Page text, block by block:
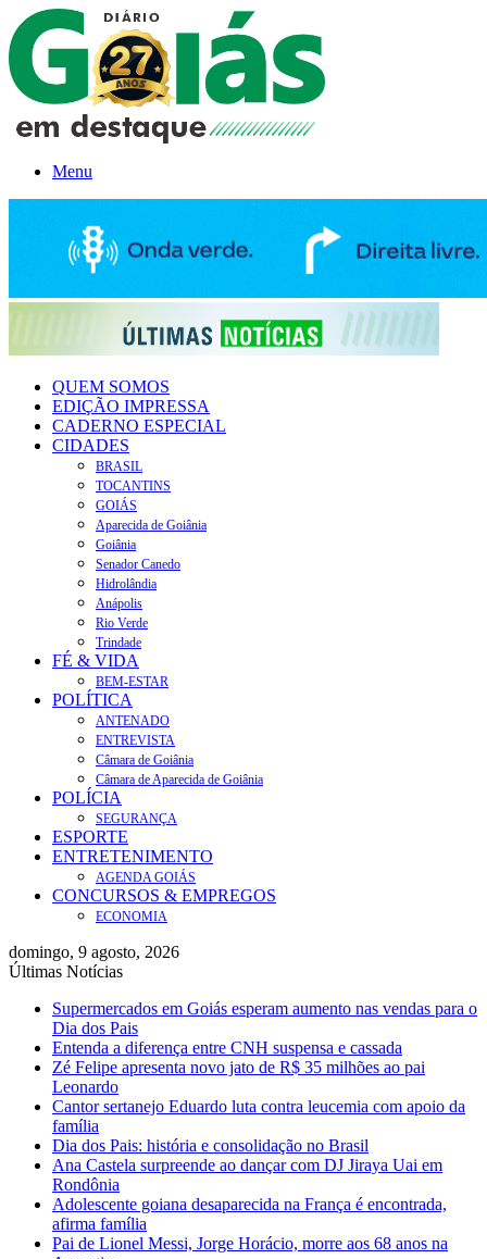
Menu
QUEM SOMOS
EDIÇÃO IMPRESSA
CADERNO ESPECIAL
CIDADES
BRASIL
TOCANTINS
GOIÁS
Aparecida de Goiânia
Goiânia
Senador Canedo
Hidrolândia
Anápolis
Rio Verde
Trindade
FÉ & VIDA
BEM-ESTAR
POLÍTICA
ANTENADO
ENTREVISTA
Câmara de Goiânia
Câmara de Aparecida de Goiânia
POLÍCIA
SEGURANÇA
ESPORTE
ENTRETENIMENTO
AGENDA GOIÁS
CONCURSOS & EMPREGOS
ECONOMIA
domingo, 9 agosto, 2026
Últimas Notícias
Supermercados em Goiás esperam aumento nas vendas para o
Dia dos Pais
Entenda a diferença entre CNH suspensa e cassada
Zé Felipe apresenta novo jato de R$ 35 milhões ao pai
Leonardo
Cantor sertanejo Eduardo luta contra leucemia com apoio da
família
Dia dos Pais: história e consolidação no Brasil
Ana Castela surpreende ao dançar com DJ Jiraya Uai em
Rondônia
Adolescente goiana desaparecida na França é encontrada,
afirma família
Pai de Lionel Messi, Jorge Horácio, morre aos 68 anos na